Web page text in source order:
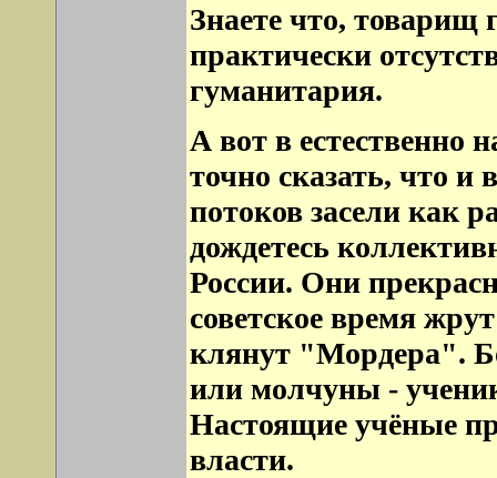
Знаете что, товарищ
практически
гуманитария.
А вот в естественно
точно сказать, что и
потоков засели как
дождетесь
России. Они
советское время
клянут "Мордера".
или молчуны -
Настоящие учёные
власти.